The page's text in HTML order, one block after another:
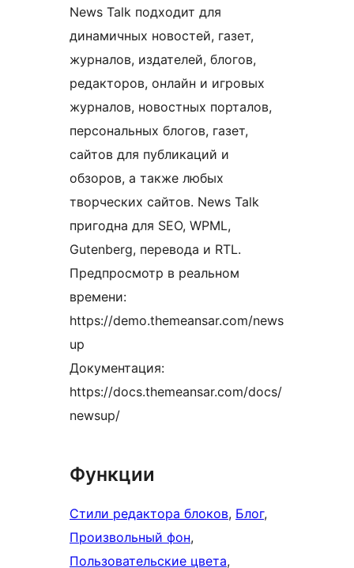
News Talk подходит для
динамичных новостей, газет,
журналов, издателей, блогов,
редакторов, онлайн и игровых
журналов, новостных порталов,
персональных блогов, газет,
сайтов для публикаций и
обзоров, а также любых
творческих сайтов. News Talk
пригодна для SEO, WPML,
Gutenberg, перевода и RTL.
Предпросмотр в реальном
времени:
https://demo.themeansar.com/news
up
Документация:
https://docs.themeansar.com/docs/
newsup/
Функции
Стили редактора блоков, Блог
Произвольный фон
Пользовательские цвета